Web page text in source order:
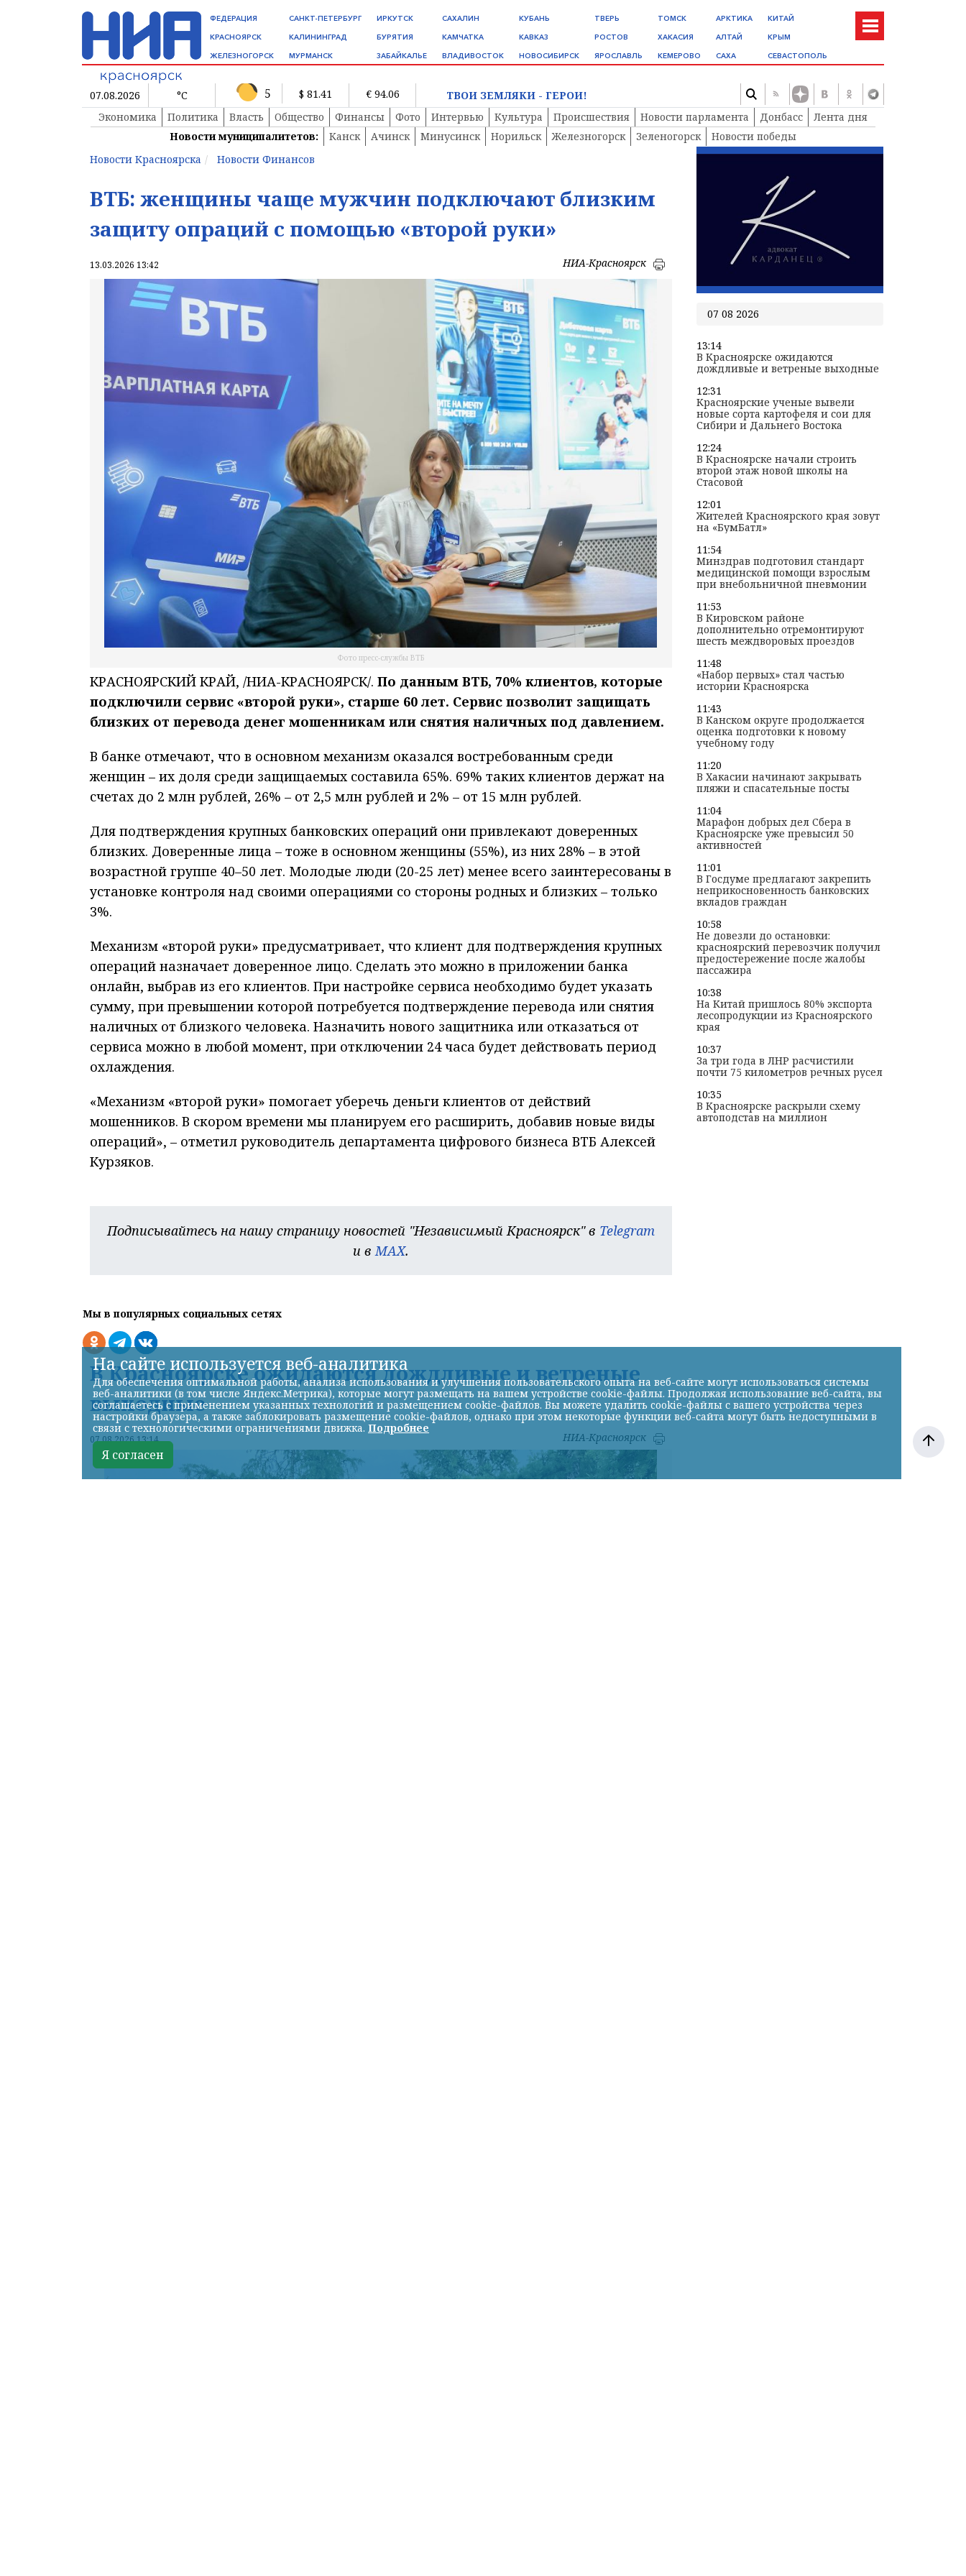
ФЕДЕРАЦИЯ
КРАСНОЯРСК
ЖЕЛЕЗНОГОРСК
САНКТ-ПЕТЕРБУРГ
КАЛИНИНГРАД
МУРМАНСК
ИРКУТСК
БУРЯТИЯ
ЗАБАЙКАЛЬЕ
САХАЛИН
КАМЧАТКА
ВЛАДИВОСТОК
КУБАНЬ
КАВКАЗ
НОВОСИБИРСК
ТВЕРЬ
РОСТОВ
ЯРОСЛАВЛЬ
ТОМСК
ХАКАСИЯ
КЕМЕРОВО
АРКТИКА
АЛТАЙ
САХА
КИТАЙ
КРЫМ
СЕВАСТОПОЛЬ
07.08.2026 °C 5 $ 81.41 € 94.06
ТВОИ ЗЕМЛЯКИ - ГЕРОИ!
Экономика
Политика Власть Общество Финансы Фото Интервью Культура Происшествия Новости парламента Донбасс
Лента дня
Новости муниципалитетов:
Канск Ачинск Минусинск Норильск Железногорск Зеленогорск
Новости победы
Новости Красноярска
Новости Финансов
ВТБ: женщины чаще мужчин подключают близким
защиту опраций с помощью «второй руки»
13.03.2026 13:42 НИА-Красноярск
Фото пресс-службы ВТБ
КРАСНОЯРСКИЙ КРАЙ, /НИА-КРАСНОЯРСК/. По данным ВТБ, 70% клиентов, которые
подключили сервис «второй руки», старше 60 лет. Сервис позволит защищать
близких от перевода денег мошенникам или снятия наличных под давлением.
В банке отмечают, что в основном механизм оказался востребованным среди
женщин – их доля среди защищаемых составила 65%. 69% таких клиентов держат на
счетах до 2 млн рублей, 26% – от 2,5 млн рублей и 2% – от 15 млн рублей.
Для подтверждения крупных банковских операций они привлекают доверенных
близких. Доверенные лица – тоже в основном женщины (55%), из них 28% – в этой
возрастной группе 40–50 лет. Молодые люди (20-25 лет) менее всего заинтересованы в
установке контроля над своими операциями со стороны родных и близких – только
3%.
Механизм «второй руки» предусматривает, что клиент для подтверждения крупных
операций назначает доверенное лицо. Сделать это можно в приложении банка
онлайн, выбрав из его клиентов. При настройке сервиса необходимо будет указать
сумму, при превышении которой потребуется подтверждение перевода или снятия
наличных от близкого человека. Назначить нового защитника или отказаться от
сервиса можно в любой момент, при отключении 24 часа будет действовать период
охлаждения.
«Механизм «второй руки» помогает уберечь деньги клиентов от действий
мошенников. В скором времени мы планируем его расширить, добавив новые виды
операций», – отметил руководитель департамента цифрового бизнеса ВТБ Алексей
Курзяков.
Подписывайтесь на нашу страницу новостей "Независимый Красноярск" в Telegram
и в MAX.
Мы в популярных социальных сетях
В Красноярске ожидаются дождливые и ветреные
выходные
07.08.2026 13:14 НИА-Красноярск
07 08 2026
13:14
В Красноярске ожидаются
дождливые и ветреные выходные
12:31
Красноярские ученые вывели
новые сорта картофеля и сои для
Сибири и Дальнего Востока
12:24
В Красноярске начали строить
второй этаж новой школы на
Стасовой
12:01
Жителей Красноярского края зовут
на «БумБатл»
11:54
Минздрав подготовил стандарт
медицинской помощи взрослым
при внебольничной пневмонии
11:53
В Кировском районе
дополнительно отремонтируют
шесть междворовых проездов
11:48
«Набор первых» стал частью
истории Красноярска
11:43
В Канском округе продолжается
оценка подготовки к новому
учебному году
11:20
В Хакасии начинают закрывать
пляжи и спасательные посты
11:04
Марафон добрых дел Сбера в
Красноярске уже превысил 50
активностей
11:01
В Госдуме предлагают закрепить
неприкосновенность банковских
вкладов граждан
10:58
Не довезли до остановки:
красноярский перевозчик получил
предостережение после жалобы
пассажира
10:38
На Китай пришлось 80% экспорта
лесопродукции из Красноярского
края
10:37
За три года в ЛНР расчистили
почти 75 километров речных русел
10:35
В Красноярске раскрыли схему
автоподстав на миллион
На сайте используется веб-аналитика
Для обеспечения оптимальной работы, анализа использования и улучшения пользовательского опыта на веб-сайте могут использоваться системы
веб-аналитики (в том числе Яндекс.Метрика), которые могут размещать на вашем устройстве cookie-файлы. Продолжая использование веб-сайта, вы
соглашаетесь с применением указанных технологий и размещением cookie-файлов. Вы можете удалить cookie-файлы с вашего устройства через
настройки браузера, а также заблокировать размещение cookie-файлов, однако при этом некоторые функции веб-сайта могут быть недоступными в
связи с технологическими ограничениями движка. Подробнее
Я согласен